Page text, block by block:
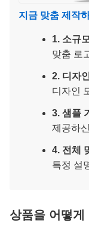
지금 맞춤 제작
1. 소규
맞춤 로
2. 디자
디자인
3. 샘플
제공하
4. 전체
특정 설
상품을 어떻게